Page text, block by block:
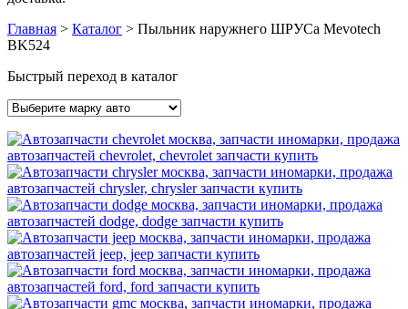
Главная > Каталог > Пыльник наружнего ШРУСа Mevotech
BK524
Быстрый переход в каталог